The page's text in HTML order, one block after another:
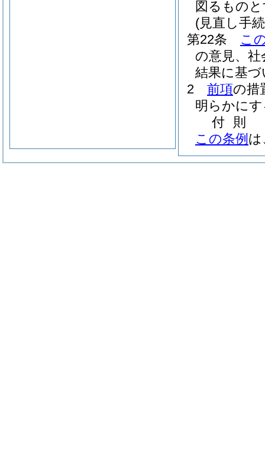
図るもの
(見直し手
第22条
こ
の意見、
結果に基
2
前項の措
明らかに
付 則
この条例 は